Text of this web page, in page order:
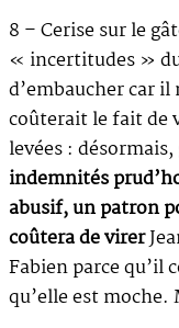
8 – Cerise sur le
« incertitudes »
d’embaucher car il
coûterait le fait de
levées : désormais,
indemnités
abusif, un patron
coûtera de virer
Fabien parce qu’il
qu’elle est moche.